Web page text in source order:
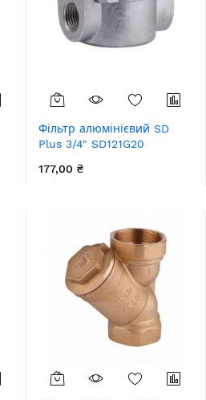
Фільтр алюмінієвий SD
Plus 3/4" SD121G20
177,00 ₴